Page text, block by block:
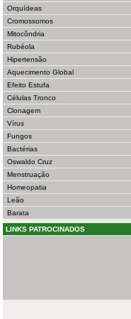
Orquídeas
Cromossomos
Mitocôndria
Rubéola
Hipertensão
Aquecimento Global
Efeito Estufa
Células Tronco
Clonagem
Vírus
Fungos
Bactérias
Oswaldo Cruz
Menstruação
Homeopatia
Leão
Barata
LINKS PATROCINADOS